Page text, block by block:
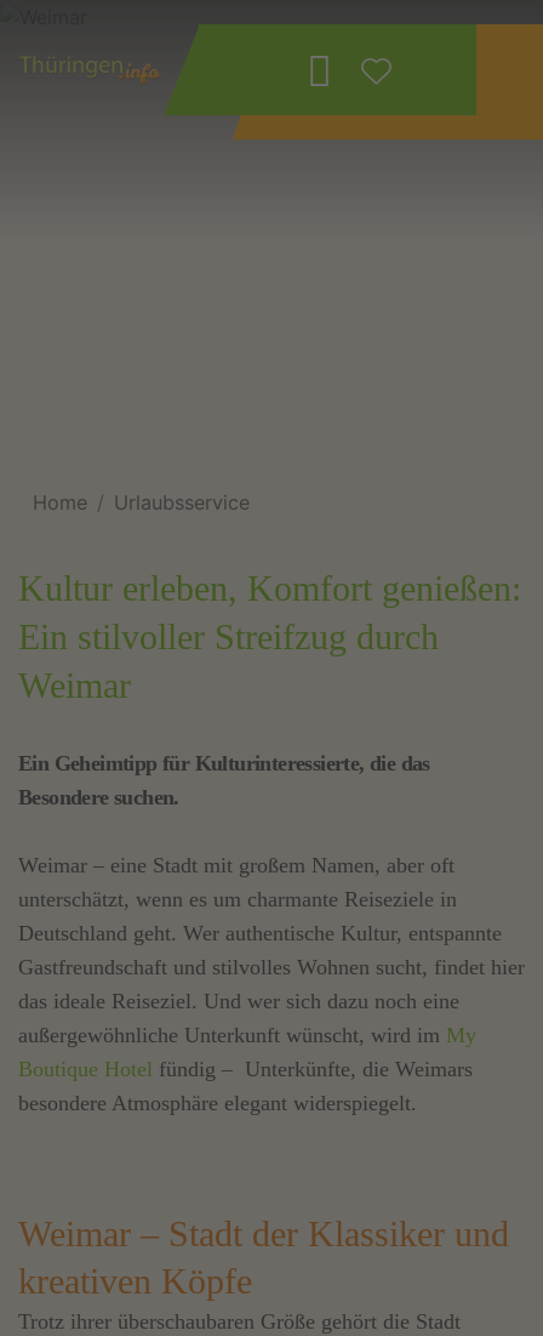
Wonach suchen
Home Urlaubsservice
Kultur erleben, Komfort genießen:
Ein stilvoller Streifzug durch
Weimar
Ein Geheimtipp für Kulturinteressierte, die das
Besondere suchen.
Weimar – eine Stadt mit großem Namen, aber oft
unterschätzt, wenn es um charmante Reiseziele in
Deutschland geht. Wer authentische Kultur, entspannte
Gastfreundschaft und stilvolles Wohnen sucht, findet hier
das ideale Reiseziel. Und wer sich dazu noch eine
außergewöhnliche Unterkunft wünscht, wird im My
Boutique Hotel fündig – Unterkünfte, die Weimars
besondere Atmosphäre elegant widerspiegelt.
Weimar – Stadt der Klassiker und
kreativen Köpfe
Trotz ihrer überschaubaren Größe gehört die Stadt